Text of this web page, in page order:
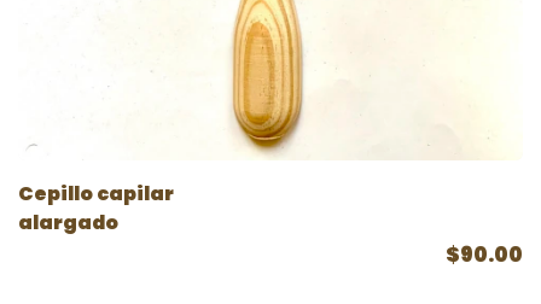
Cepillo capilar
alargado
$90.00